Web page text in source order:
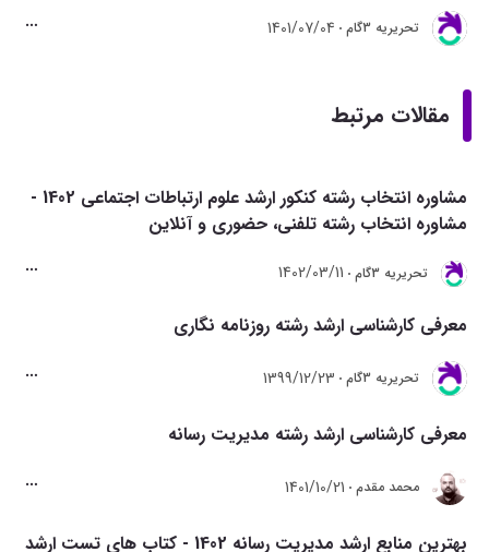
تحريريه 3گام 1401/07/04
مقالات مرتبط
مشاوره انتخاب رشته کنکور ارشد علوم ارتباطات اجتماعی 1402 -
مشاوره انتخاب رشته تلفنی، حضوری و آنلاین
تحريريه 3گام 1402/03/11
معرفی کارشناسی ارشد رشته روزنامه نگاری
تحريريه 3گام 1399/12/23
معرفی کارشناسی ارشد رشته مدیریت رسانه
محمد مقدم 1401/10/21
بهترین منابع ارشد مدیریت رسانه 1402 - کتاب های تست ارشد